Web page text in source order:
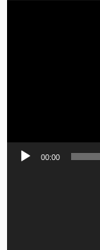
00:00